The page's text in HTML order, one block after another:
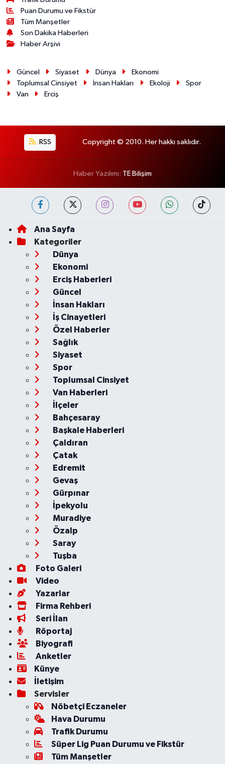
Puan Durumu ve Fikstür
Tüm Manşetler
Son Dakika Haberleri
Haber Arşivi
Güncel Siyaset Dünya
Ekonomi
Toplumsal Cinsiyet
İnsan Hakları Ekoloji
Spor
Van
Erciş
RSS Copyright © 2010. Her hakkı saklıdır.
Haber Yazılımı: TE Bilişim
Ana Sayfa
Kategoriler
Dünya
Ekonomi
Erciş Haberleri
Güncel
İnsan Hakları
İş Cinayetleri
Özel Haberler
Sağlık
Siyaset
Spor
Toplumsal Cinsiyet
Van Haberleri
İlçeler
Bahçesaray
Başkale Haberleri
Çaldıran
Çatak
Edremit
Gevaş
Gürpınar
İpekyolu
Muradiye
Özalp
Saray
Tuşba
Foto Galeri
Video
Yazarlar
Firma Rehberi
Seri İlan
Röportaj
Biyografi
Anketler
Künye
İletişim
Servisler
Nöbetçi Eczaneler
Hava Durumu
Trafik Durumu
Süper Lig Puan Durumu ve Fikstür
Tüm Manşetler